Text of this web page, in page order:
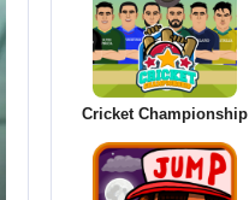
Cricket Championship